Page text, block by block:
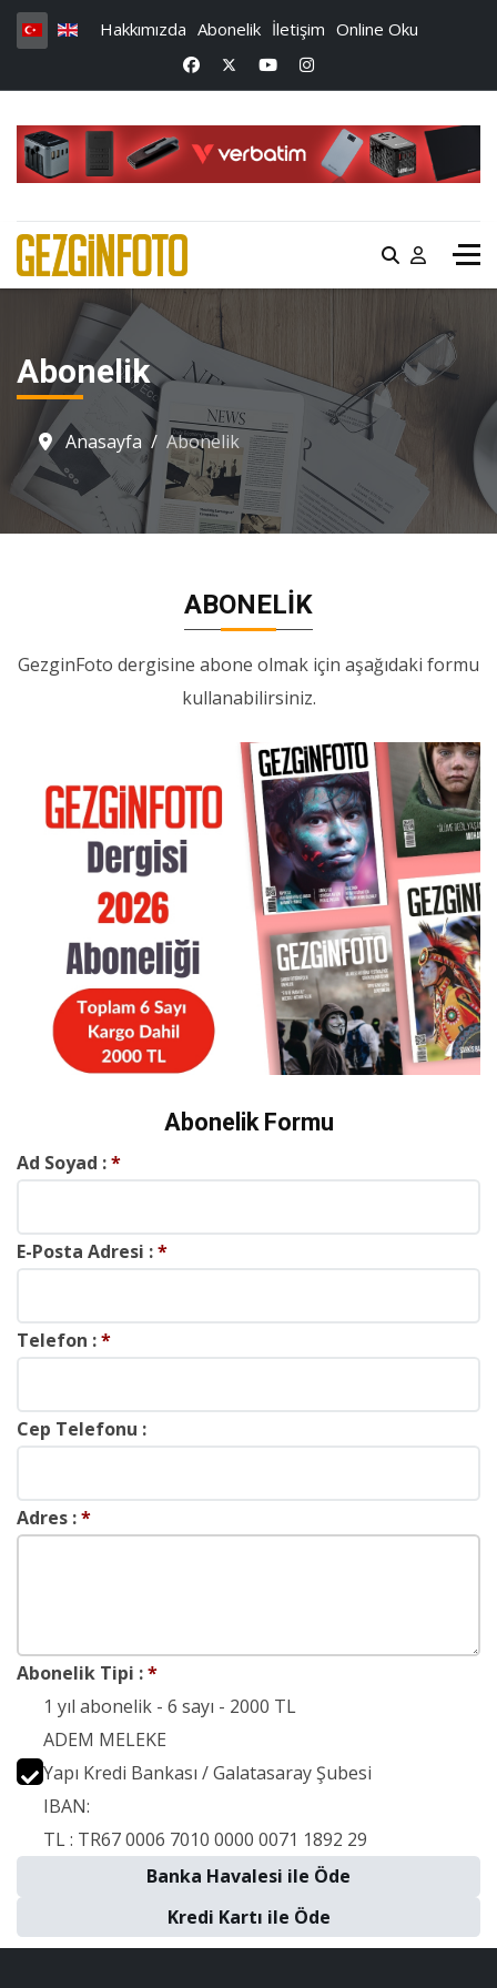
Hakkımızda Abonelik İletişim Online Oku
Abonelik
Anasayfa Abonelik
ABONELIK
GezginFoto dergisine abone olmak için aşağıdaki formu
kullanabilirsiniz.
Abonelik Formu
Ad Soyad :*
E-Posta Adresi :*
Telefon :*
Cep Telefonu :
Adres :*
Abonelik Tipi :*
1 yıl abonelik - 6 sayı - 2000 TL
ADEM MELEKE
Yapı Kredi Bankası / Galatasaray Şubesi
IBAN:
TL : TR67 0006 7010 0000 0071 1892 29
Banka Havalesi ile Öde
Kredi Kartı ile Öde